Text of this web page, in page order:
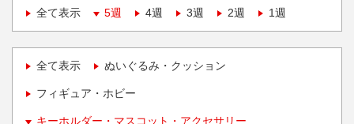
全て表示
5週 4週 3週 2週 1週
全て表示 ぬいぐるみ・クッション
フィギュア・ホビー
キーホルダー・マスコット・アクセサリー